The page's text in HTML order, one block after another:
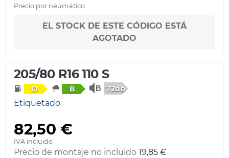
Precio por neumático
EL STOCK DE ESTE CÓDIGO ESTÁ
AGOTADO
205/80 R16 110 S
D B 72db
Etiquetado
82,50 €
IVA incluido
Precio de montaje no incluido 19,85 €